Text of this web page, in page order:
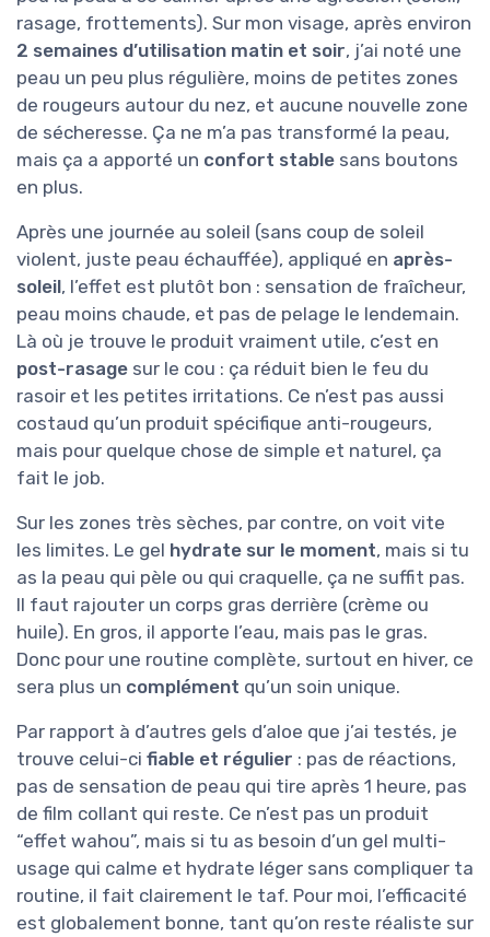
rasage, frottements). Sur mon visage, après environ
2 semaines d’utilisation matin et soir, j’ai noté une
peau un peu plus régulière, moins de petites zones
de rougeurs autour du nez, et aucune nouvelle zone
de sécheresse. Ça ne m’a pas transformé la peau,
mais ça a apporté un confort stable sans boutons
en plus.
Après une journée au soleil (sans coup de soleil
violent, juste peau échauffée), appliqué en après-
soleil, l’effet est plutôt bon : sensation de fraîcheur,
peau moins chaude, et pas de pelage le lendemain.
Là où je trouve le produit vraiment utile, c’est en
post-rasage sur le cou : ça réduit bien le feu du
rasoir et les petites irritations. Ce n’est pas aussi
costaud qu’un produit spécifique anti-rougeurs,
mais pour quelque chose de simple et naturel, ça
fait le job.
Sur les zones très sèches, par contre, on voit vite
les limites. Le gel hydrate sur le moment, mais si tu
as la peau qui pèle ou qui craquelle, ça ne suffit pas.
Il faut rajouter un corps gras derrière (crème ou
huile). En gros, il apporte l’eau, mais pas le gras.
Donc pour une routine complète, surtout en hiver, ce
sera plus un complément qu’un soin unique.
Par rapport à d’autres gels d’aloe que j’ai testés, je
trouve celui-ci fiable et régulier : pas de réactions,
pas de sensation de peau qui tire après 1 heure, pas
de film collant qui reste. Ce n’est pas un produit
“effet wahou”, mais si tu as besoin d’un gel multi-
usage qui calme et hydrate léger sans compliquer ta
routine, il fait clairement le taf. Pour moi, l’efficacité
est globalement bonne, tant qu’on reste réaliste sur